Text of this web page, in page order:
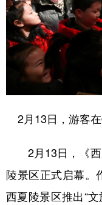
2月13日，游客
2月13日，《西
陵景区正式启幕。
西夏陵景区推出“